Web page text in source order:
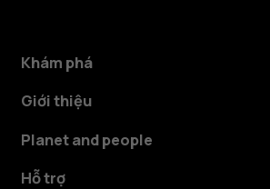
Khám phá
Giới thiệu
Planet and people
Hỗ trợ